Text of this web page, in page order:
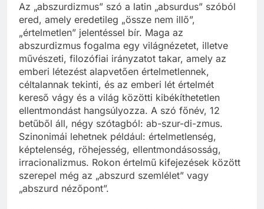
Az „abszurdizmus” szó a latin „absurdus” szóból
ered, amely eredetileg „össze nem illő”,
„értelmetlen” jelentéssel bír. Maga az
abszurdizmus fogalma egy világnézetet, illetve
művészeti, filozófiai irányzatot takar, amely az
emberi létezést alapvetően értelmetlennek,
céltalannak tekinti, és az emberi lét értelmét
kereső vágy és a világ közötti kibékíthetetlen
ellentmondást hangsúlyozza. A szó főnév, 12
betűből áll, négy szótagból: ab-szur-di-zmus.
Szinonimái lehetnek például: értelmetlenség,
képtelenség, röhejesség, ellentmondásosság,
irracionalizmus. Rokon értelmű kifejezések között
szerepel még az „abszurd szemlélet” vagy
„abszurd nézőpont”.